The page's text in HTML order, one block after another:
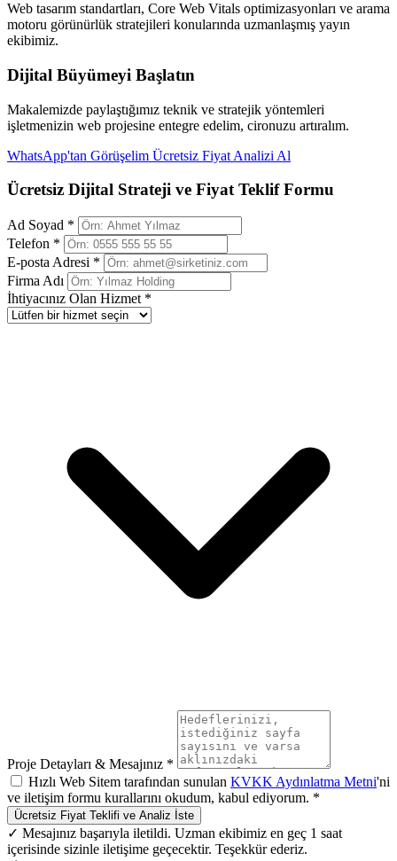
Web tasarım standartları, Core Web Vitals optimizasyonları ve arama
motoru görünürlük stratejileri konularında uzmanlaşmış yayın
ekibimiz.
Dijital Büyümeyi Başlatın
Makalemizde paylaştığımız teknik ve stratejik yöntemleri
işletmenizin web projesine entegre edelim, cironuzu artıralım.
WhatsApp'tan Görüşelim Ücretsiz Fiyat Analizi Al
Ücretsiz Dijital Strateji ve Fiyat Teklif Formu
Ad Soyad *
Telefon *
E-posta Adresi *
Firma Adı
İhtiyacınız Olan Hizmet *
Proje Detayları & Mesajınız *
Hızlı Web Sitem tarafından sunulan KVKK Aydınlatma Metni'ni
ve iletişim formu kurallarını okudum, kabul ediyorum. *
Ücretsiz Fiyat Teklifi ve Analiz İste
✓ Mesajınız başarıyla iletildi. Uzman ekibimiz en geç 1 saat
içerisinde sizinle iletişime geçecektir. Teşekkür ederiz.